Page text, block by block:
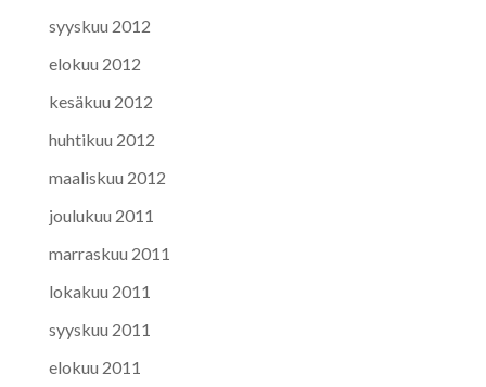
syyskuu 2012
elokuu 2012
kesäkuu 2012
huhtikuu 2012
maaliskuu 2012
joulukuu 2011
marraskuu 2011
lokakuu 2011
syyskuu 2011
elokuu 2011